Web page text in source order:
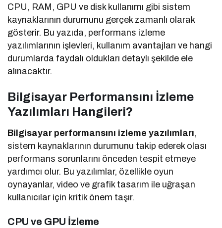
CPU, RAM, GPU ve disk kullanımı gibi sistem
kaynaklarının durumunu gerçek zamanlı olarak
gösterir. Bu yazıda, performans izleme
yazılımlarının işlevleri, kullanım avantajları ve hangi
durumlarda faydalı oldukları detaylı şekilde ele
alınacaktır.
Bilgisayar Performansını İzleme
Yazılımları Hangileri?
Bilgisayar performansını izleme yazılımları,
sistem kaynaklarının durumunu takip ederek olası
performans sorunlarını önceden tespit etmeye
yardımcı olur. Bu yazılımlar, özellikle oyun
oynayanlar, video ve grafik tasarım ile uğraşan
kullanıcılar için kritik önem taşır.
CPU ve GPU İzleme